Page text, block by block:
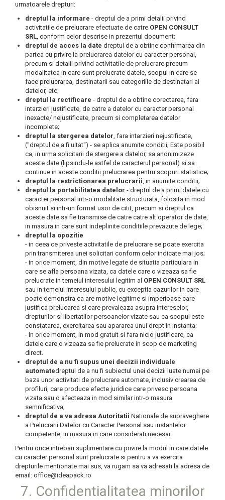
urmatoarele drepturi:
dreptul la informare - dreptul de a primi detalii privind
activitatile de prelucrare efectuate de catre OPEN CONSULT
SRL, conform celor descrise in prezentul document;
dreptul de acces la date dreptul de a obtine confirmarea din
partea cu privire la prelucrarea datelor cu caracter personal,
precum si detalii privind activitatile de prelucrare precum
modalitatea in care sunt prelucrate datele, scopul in care se
face prelucrarea, destinatarii sau categoriile de destinatari ai
datelor, etc;
dreptul la rectificare - dreptul de a obtine corectarea, fara
intarzieri justificate, de catre a datelor cu caracter personal
inexacte/ nejustificate, precum si completarea datelor
incomplete;
dreptul la stergerea datelor, fara intarzieri nejustificate,
("dreptul de a fi uitat") - se aplica anumite conditii; Este posibil
ca, in urma solicitarii de stergere a datelor, sa anonimizeze
aceste date (lipsindu-le astfel de caracterul personal) si sa
continue in aceste conditii prelucrarea pentru scopuri statistice;
dreptul la restrictionarea prelucrarii, in anumite conditii;
dreptul la portabilitatea datelor - dreptul de a primi datele cu
caracter personal intr-o modalitate structurata, folosita in mod
obisnuit si intr-un format usor de citit, precum si dreptul ca
aceste date sa fie transmise de catre catre alt operator de date,
in masura in care sunt indeplinite conditiile prevazute de lege;
dreptul la opozitie
- in ceea ce priveste activitatile de prelucrare se poate exercita
prin transmiterea unei solicitari conform celor indicate mai jos;
- in orice moment, din motive legate de situatia particulara in
care se afla persoana vizata, ca datele care o vizeaza sa fie
prelucrate in temeiul interesului legitim al OPEN CONSULT SRL
sau in temeiul interesului public, cu exceptia cazurilor in care
poate demonstra ca are motive legitime si imperioase care
justifica prelucarea si care prevaleaza asupra intereselor,
drepturilor si libertatilor persoanelor vizate sau ca scopul este
constatarea, exercitarea sau apararea unui drept in instanta;
- in orice moment, in mod gratuit si fara nicio justificare, ca
datele care o vizeaza sa fie prelucrate in scop de marketing
direct.
dreptul de a nu fi supus unei decizii individuale
automatedreptul de a nu fi subiectul unei decizii luate numai pe
baza unor activitati de prelucrare automate, inclusiv crearea de
profiluri, care produce efecte juridice care privesc persoana
vizata sau o afecteaza in mod similar intr-o masura
semnificativa;
dreptul de a va adresa Autoritatii Nationale de supraveghere
a Prelucrarii Datelor cu Caracter Personal sau instantelor
competente, in masura in care considerati necesar.
Pentru orice intrebari suplimentare cu privire la modul in care datele
cu caracter personal sunt prelucrate si pentru a va exercita
drepturile mentionate mai sus, va rugam sa va adresati la adresa de
email: office@ideapack.ro
7. Confidentialitatea minorilor